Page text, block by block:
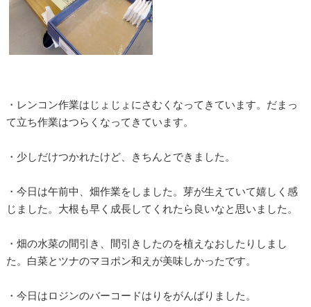
・レンコン作業はじょじょにさむくなってきています。だまっ
て立ち作業はつらくなってきています。
・少しだけつかれたけど、きちんとできました。
・今日は午前中、畑作業をしました。芽が生えていて嬉しく感
じました。大根も早く成長してくれたら良いなと思いました。
・畑の水菜の間引き、間引きしたのを植えなおしたりしまし
た。白菜とツナのマヨポン和えが美味しかったです。
・今日はロジンのバーコードはりをがんばりました。